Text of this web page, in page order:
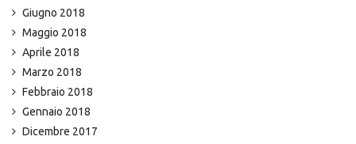
Giugno 2018
Maggio 2018
Aprile 2018
Marzo 2018
Febbraio 2018
Gennaio 2018
Dicembre 2017